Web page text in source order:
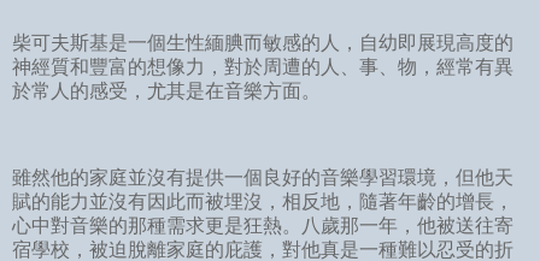
柴可夫斯基是一個生性緬腆而敏感的人，自幼即展現高度的
神經質和豐富的想像力，對於周遭的人、事、物，經常有異
於常人的感受，尤其是在音樂方面。
雖然他的家庭並沒有提供一個良好的音樂學習環境，但他天
賦的能力並沒有因此而被埋沒，相反地，隨著年齡的增長，
心中對音樂的那種需求更是狂熱。八歲那一年，他被送往寄
宿學校，被迫脫離家庭的庇護，對他真是一種難以忍受的折